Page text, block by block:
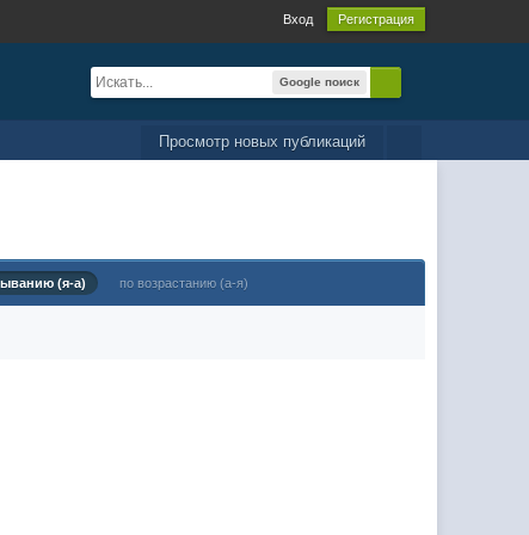
Вход Регистрация
Google поиск
Просмотр новых публикаций
(я-а) по возрастанию (а-я)